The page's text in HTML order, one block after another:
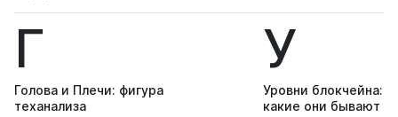
Г
Голова и Плечи: фигура
теханализа
У
Уровни блокчейна:
какие они бывают